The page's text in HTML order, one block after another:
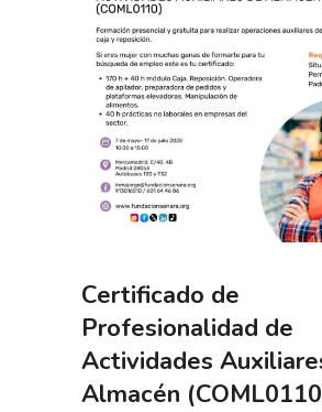
Certificado de
Profesionalidad de
Actividades
Almacén